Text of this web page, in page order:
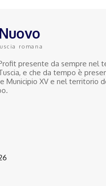
romana
presente da sempre nel
e che da tempo è
Municipio XV e nel territorio